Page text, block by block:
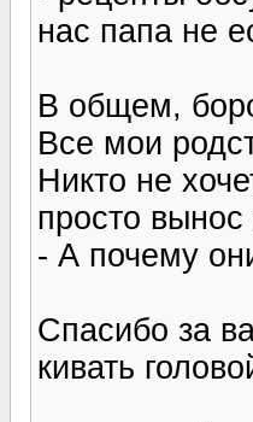
нас папа не
В общем,
Все мои
Никто не
просто
- А почему
Спасибо за
кивать